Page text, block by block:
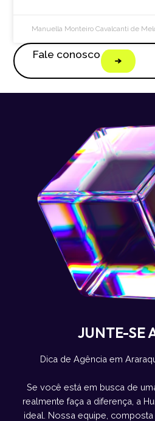
Manuella Monteiro Cavalcanti de
Fale conosco
JUNTE-SE
Dica de Agência em
Se você está em busca de
realmente faça a diferença, a
ideal. Nossa equipe,